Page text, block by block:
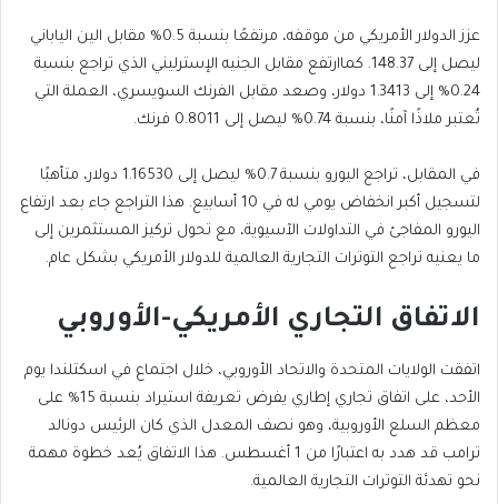
عزز الدولار الأمريكي من موقفه، مرتفعًا بنسبة 0.5% مقابل الين الياباني
ليصل إلى 148.37. كماارتفع مقابل الجنيه الإسترليني الذي تراجع بنسبة
0.24% إلى 1.3413 دولار، وصعد مقابل الفرنك السويسري، العملة التي
تُعتبر ملاذًا آمنًا، بنسبة 0.74% ليصل إلى 0.8011 فرنك.
في المقابل، تراجع اليورو بنسبة 0.7% ليصل إلى 1.16530 دولار، متأهبًا
لتسجيل أكبر انخفاض يومي له في 10 أسابيع. هذا التراجع جاء بعد ارتفاع
اليورو المفاجئ في التداولات الآسيوية، مع تحول تركيز المستثمرين إلى
ما يعنيه تراجع التوترات التجارية العالمية للدولار الأمريكي بشكل عام.
الاتفاق التجاري الأمريكي-الأوروبي
اتفقت الولايات المتحدة والاتحاد الأوروبي، خلال اجتماع في اسكتلندا يوم
الأحد، على اتفاق تجاري إطاري يفرض تعريفة استيراد بنسبة 15% على
معظم السلع الأوروبية، وهو نصف المعدل الذي كان الرئيس دونالد
ترامب قد هدد به اعتبارًا من 1 أغسطس. هذا الاتفاق يُعد خطوة مهمة
نحو تهدئة التوترات التجارية العالمية.